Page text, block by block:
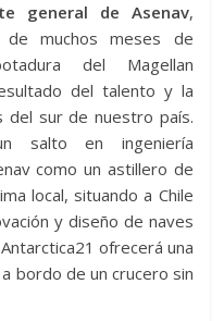
general de Asenav,
de muchos meses de
del Magellan
del talento y la
del sur de nuestro país.
salto en ingeniería
como un astillero de
local, situando a Chile
y diseño de naves
ofrecerá una
bordo de un crucero sin